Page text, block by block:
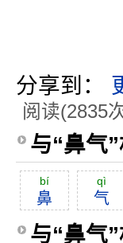
分享到：
阅读(2835
与“鼻气
bí
鼻
qì
气
与“鼻气